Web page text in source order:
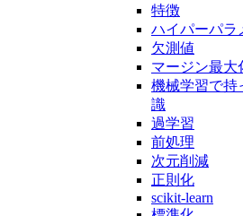
特徴
ハイパーパラ
欠測値
マージン最大
機械学習で持
識
過学習
前処理
次元削減
正則化
scikit-learn